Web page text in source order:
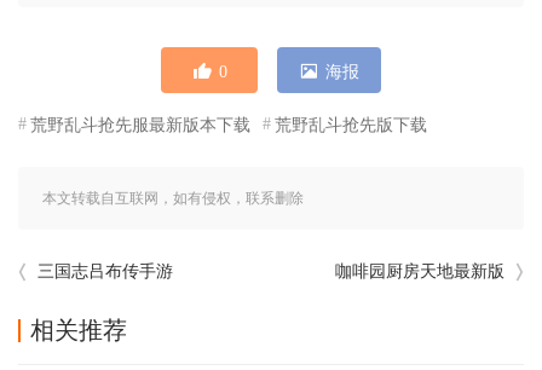
0 海报
荒野乱斗抢先服最新版本下载 荒野乱斗抢先版下载
本文转载自互联网，如有侵权，联系删除
三国志吕布传手游 咖啡园厨房天地最新版
相关推荐